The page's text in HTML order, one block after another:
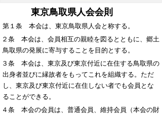
東京鳥取県人会会則
第１条 本会は、東京鳥取県人会と称する。
２条 本会は、会員相互の親睦を図るとともに、郷土
鳥取県の発展に寄与することを目的とする。
３条 本会は、東京及び東京付近に在住する鳥取県の
出身者並びに縁故者をもってこれを組織する。ただ
し、東京及び東京付近に在住しない者でも会員とな
ることができる。
４条 本会の会員は、普通会員、維持会員（本会の財